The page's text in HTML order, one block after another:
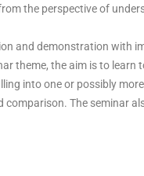
the perspective of
and demonstration with
theme, the aim is to
into one or possibly
The seminar